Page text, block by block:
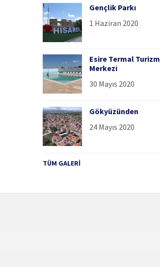
Gençlik Parkı
1 Haziran 2020
Esire Termal Turizm
Merkezi
30 Mayıs 2020
Gökyüzünden
24 Mayıs 2020
TÜM GALERI